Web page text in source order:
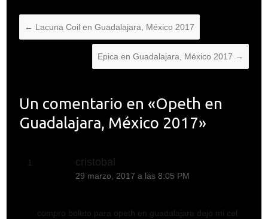
← Lacuna Coil en Guadalajara, México 2017
Epica en Guadalajara, México 2017 →
Un comentario en «Opeth en
Guadalajara, México 2017»
cristobal
29 marzo, 2017 a las 8:05 PM
compro boleto para opeth en guadalajara dejo mi cel